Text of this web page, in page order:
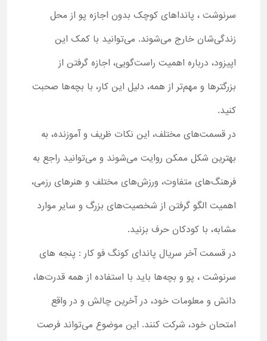
سرنوشت ، پانداهای کوچک بدون اجازه پو از محل
زندگی‌شان خارج می‌شوند. می‌توانید با کمک این
اپیزود، درباره اهمیت راست‌گویی، اجازه گرفتن از
بزرگترها و مهم‌تر از همه، دلیل این کار، با بچه‌ها صحبت
کنید.
در قسمت‌های مختلف، این نکات ظریف و آموزنده، به
بهترین شکل ممکن روایت می‌شوند و می‌توانید راجع به
فرهنگ‌های متفاوت، ورزش‌های مختلف و هنرهای رزمی،
اهمیت الگو گرفتن از شخصیت‌های بزرگ و سایر موارد
مشابه، با کودکان حرف بزنید.
در قسمت آخر سریال پاندای کونگ فو کار : پنجه های
سرنوشت ، پو و بچه‌ها باید با استفاده از همه قدرت‌ها،
دانش و معلومات خود، در آخرین چالش و در واقع
امتحان خود، شرکت کنند. این موضوع می‌تواند فرصت